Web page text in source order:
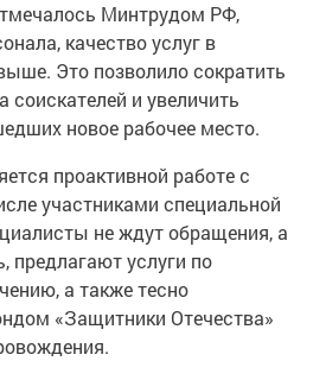
Минтрудом РФ,
качество услуг в
Это позволило сократить
соискателей и увеличить
новое рабочее место.
проактивной работе с
участниками специальной
не ждут обращения, а
предлагают услуги по
а также тесно
«Защитники Отечества»